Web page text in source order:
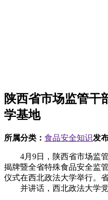
陕西省市场监管干
学基地
所属分类： 食品安全知识发
4月9日，陕西省市场监管
揭牌暨全省特殊食品安全监
仪式在西北政法大学举行。
并讲话，西北政法大学